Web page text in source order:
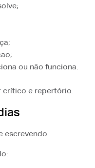
ou não funciona.
crítico e repertório.
escrevendo.